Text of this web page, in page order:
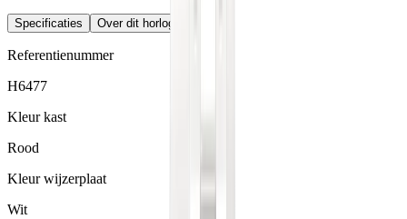
Specificaties Over dit horloge
Referentienummer
H6477
Kleur kast
Rood
Kleur wijzerplaat
Wit